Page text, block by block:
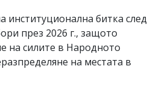
институционална битка след
през 2026 г., защото
на силите в Народното
на местата в